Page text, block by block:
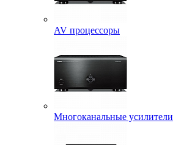
AV процессоры
Многоканальные усилители